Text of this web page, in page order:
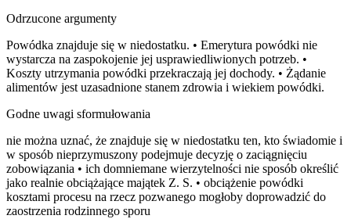
Odrzucone argumenty
Powódka znajduje się w niedostatku. • Emerytura powódki nie
wystarcza na zaspokojenie jej usprawiedliwionych potrzeb. •
Koszty utrzymania powódki przekraczają jej dochody. • Żądanie
alimentów jest uzasadnione stanem zdrowia i wiekiem powódki.
Godne uwagi sformułowania
nie można uznać, że znajduje się w niedostatku ten, kto świadomie i
w sposób nieprzymuszony podejmuje decyzję o zaciągnięciu
zobowiązania • ich domniemane wierzytelności nie sposób określić
jako realnie obciążające majątek Z. S. • obciążenie powódki
kosztami procesu na rzecz pozwanego mogłoby doprowadzić do
zaostrzenia rodzinnego sporu